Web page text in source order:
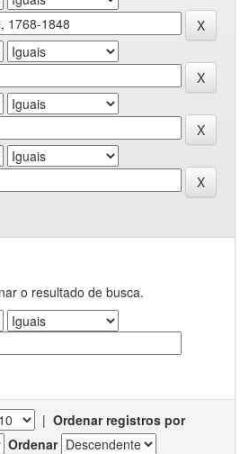
o resultado de busca.
| Ordenar registros por
Ordenar